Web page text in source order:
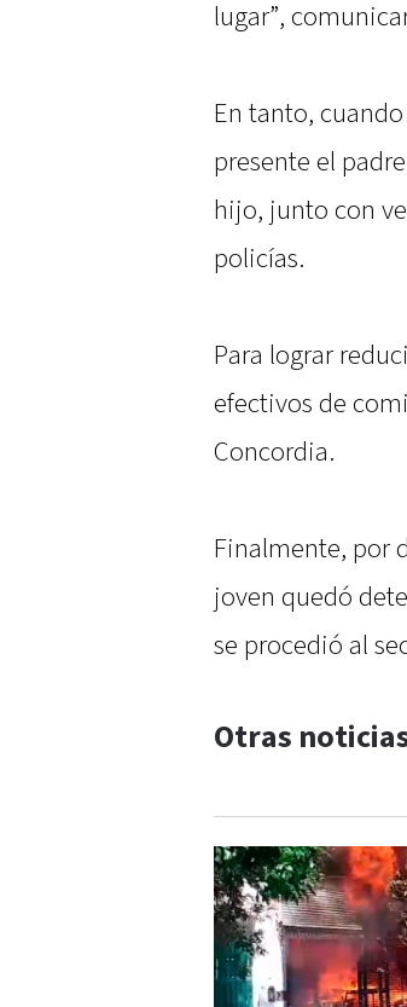
lugar”,
En tanto,
presente el
hijo, junto con
policías.
Para lograr
efectivos de
Concordia.
Finalmente, por
joven quedó
se procedió al
Otras